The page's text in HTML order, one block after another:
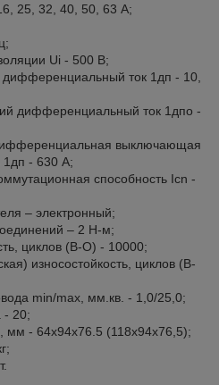
25, 32, 40, 50, 63 А;
Ui - 500 B;
ток 1дп - 10,
дифференциальный ток 1дпо -
выключающая
1дп - 630 А;
способность Icn -
– электронный;
– 2 Н-м;
циклов (В-О) - 10000;
износостойкость, циклов (В-
min/max, мм.кв. - 1,0/25,0;
- 20;
мм - 64x94x76.5 (118х94х76,5);